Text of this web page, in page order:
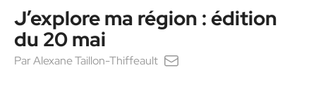
J’explore ma région : édition
du 20 mai
ParAlexane Taillon-Thiffeault